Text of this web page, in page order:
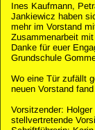
Ines Kaufmann,
Jankiewicz haben
mehr im Vorstand
Zusammenarbeit
Danke für euer
Grundschule
Wo eine Tür zufällt
neuen Vorstand
Vorsitzender:
stellvertretende